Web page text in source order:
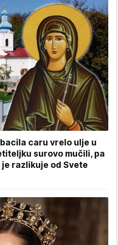
caru vrelo ulje u
surovo mučili, pa
razlikuje od Svete